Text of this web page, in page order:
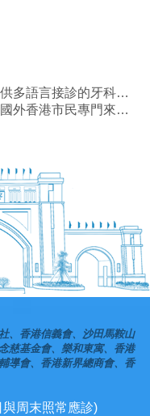
的牙科，華僑華人放心之選
民專門來維港進行貼片修復
、香港信義會、沙田馬鞍山
慈基金會、樂和東寓、香港
導會、香港新界總商會、香
周末照常應診)